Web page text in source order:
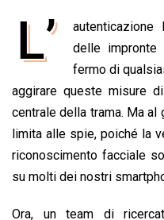
o
o
k
a
t
s
A
p
p
n
k
e
d
I
n
r
e
a
d
s
L’
delle
fermo di
aggirare queste misure
centrale della trama. Ma al
limita alle spie, poiché la
riconoscimento facciale
su molti dei nostri
Ora, un team di